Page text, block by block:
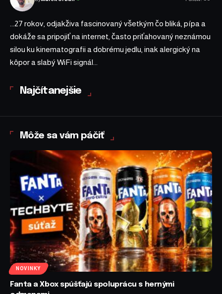
...27 rokov, odjakživa fascinovaný všetkým čo bliká, pípa a
dokáže sa pripojiť na internet, často priťahovaný neznámou
silou ku kinematografii a dobrému jedlu, inak alergický na
kôpor a slabý WiFi signál...
Najčítanejšie
Môže sa vám páčiť
NOVINKY
Fanta a Xbox spúšťajú spoluprácu s hernými